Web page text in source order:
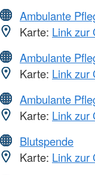
Ambulante
Karte: Link zur
Ambulante
Karte: Link zur
Ambulante
Karte: Link zur
Blutspende
Karte: Link zur